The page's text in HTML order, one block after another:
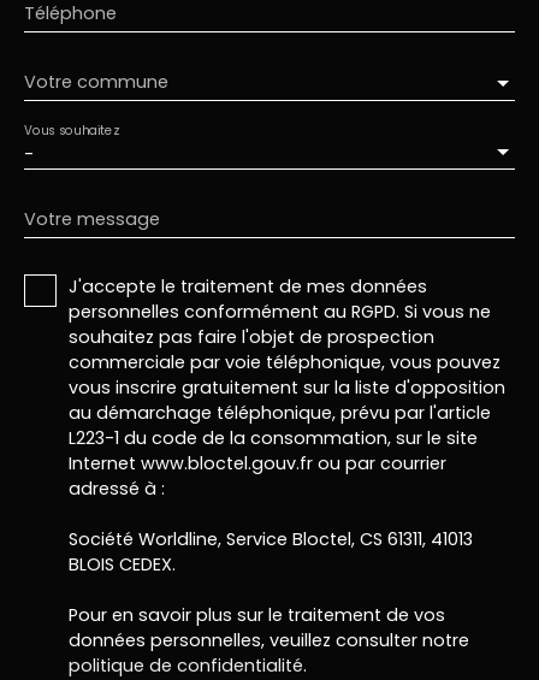
Téléphone
Votre commune
-
Vous souhaitez
Votre message
J'accepte le traitement de mes données
personnelles conformément au RGPD. Si vous ne
souhaitez pas faire l'objet de prospection
commerciale par voie téléphonique, vous pouvez
vous inscrire gratuitement sur la liste d'opposition
au démarchage téléphonique, prévu par l'article
L223-1 du code de la consommation, sur le site
Internet www.bloctel.gouv.fr ou par courrier
adressé à :
Société Worldline, Service Bloctel, CS 61311, 41013
BLOIS CEDEX.
Pour en savoir plus sur le traitement de vos
données personnelles, veuillez consulter notre
politique de confidentialité.